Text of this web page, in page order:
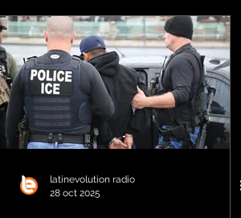
ser puesto en libertad.
latinevolution radio
28 oct 2025